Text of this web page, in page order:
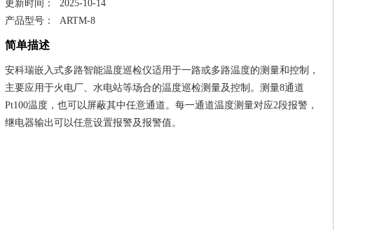
更新时间： 2025-10-14
产品型号：ARTM-8
简单描述
安科瑞嵌入式多路智能温度巡检仪适用于一路或多路温度的测量和控制，
主要应用于火电厂、水电站等场合的温度巡检测量及控制。测量8通道
Pt100温度，也可以屏蔽其中任意通道。每一通道温度测量对应2段报警，
继电器输出可以任意设置报警及报警值。